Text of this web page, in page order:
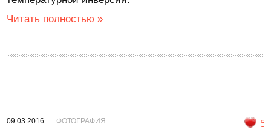
Читать полностью »
09.03.2016 ФОТОГРАФИЯ 5